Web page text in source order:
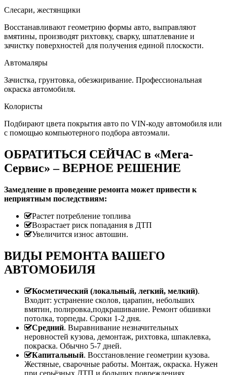
Слесари, жестянщики
Восстанавливают геометрию формы авто, выправляют
вмятины, производят рихтовку, сварку, шпатлевание и
зачистку поверхностей для получения единой плоскости.
Автомаляры
Зачистка, грунтовка, обезжиривание. Профессиональная
окраска автомобиля.
Колористы
Подбирают цвета покрытия авто по VIN-коду автомобиля или
с помощью компьютерного подбора автоэмали.
ОБРАТИТЬСЯ СЕЙЧАС в «Мега-
Сервис» – ВЕРНОЕ РЕШЕНИЕ
Замедление в проведение ремонта может привести к
неприятным последствиям:
Растет потребление топлива
Возрастает риск попадания в ДТП
Увеличится износ автошин.
ВИДЫ РЕМОНТА ВАШЕГО
АВТОМОБИЛЯ
Косметический (локальный, легкий, мелкий).
Входит: устранение сколов, царапин, небольших
вмятин, полировка,подкрашивание. Ремонт обшивки
потолка, торпеды. Сроки 1-2 дня.
Средний. Выравнивание незначительных
неровностей кузова, демонтаж, рихтовка, шпаклевка,
покраска. Обычно 5-7 дней.
Капитальный. Восстановление геометрии кузова.
Жестяные, сварочные работы. Монтаж, окраска. Нужен
при серьёзных ДТП и больших повреждениях